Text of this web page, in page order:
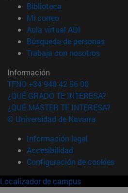
Biblioteca
Mi correo(abre en nueva
Aula virtual ADI
Búsqueda de personas(abre
Trabaja con nosotros(abre
Información
TFNO +34 948 42 56 00
¿QUÉ GRADO TE INTERESA?
¿QUÉ MÁSTER TE INTERESA?
© Universidad de Navarra
Información legal
Accesibilidad
Configuración de cookies
Localizador de campus